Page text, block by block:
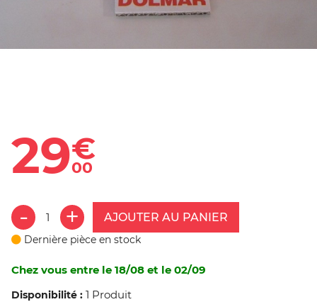
29€
00
AJOUTER AU PANIER
Dernière pièce en stock
Chez vous entre le 18/08 et le 02/09
Disponibilité : 1 Produit